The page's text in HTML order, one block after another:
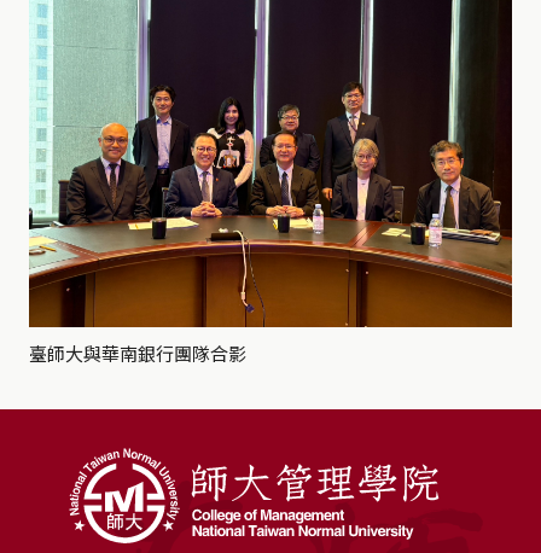
臺師大與華南銀行團隊合影